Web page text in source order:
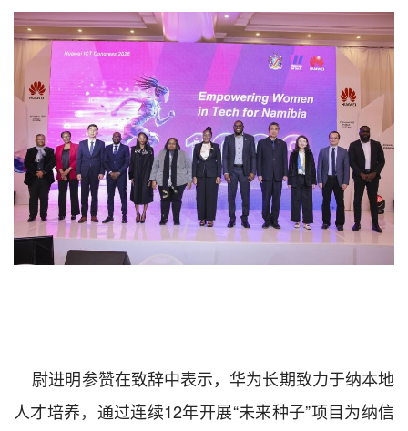
尉进明参赞在致辞中表示，华为长期致力于纳本地
人才培养，通过连续12年开展“未来种子”项目为纳信